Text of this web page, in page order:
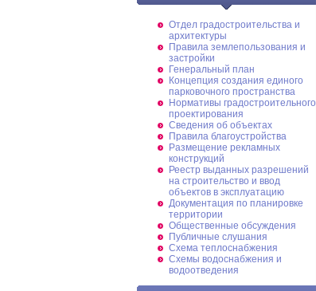
Отдел градостроительства и
архитектуры
Правила землепользования и
застройки
Генеральный план
Концепция создания единого
парковочного пространства
Нормативы градостроительного
проектирования
Сведения об объектах
Правила благоустройства
Размещение рекламных
конструкций
Реестр выданных разрешений
на строительство и ввод
объектов в эксплуатацию
Документация по планировке
территории
Общественные обсуждения
Публичные слушания
Схема теплоснабжения
Схемы водоснабжения и
водоотведения